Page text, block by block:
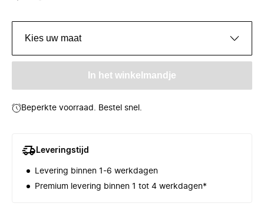
Kies uw maat
In het winkelmandje
Beperkte voorraad. Bestel snel.
Leveringstijd
Levering binnen 1-6 werkdagen
Premium levering binnen 1 tot 4 werkdagen*